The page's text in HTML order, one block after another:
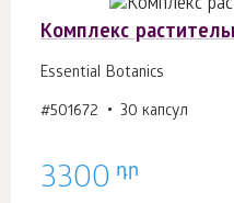
Комплекс
Essential Botanics
#501672 30 капсул
3300 դր